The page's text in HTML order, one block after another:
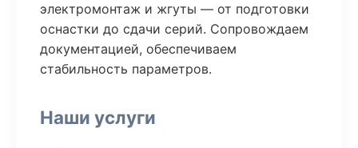
электромонтаж и жгуты — от подготовки
оснастки до сдачи серий. Сопровождаем
документацией, обеспечиваем
стабильность параметров.
Наши услуги